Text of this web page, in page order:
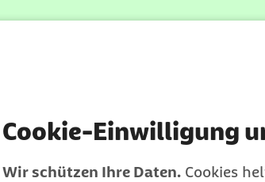
Cookie-Einwilligung
Wir schützen Ihre Daten. Cookies
anmelden und monatlich wertvolle
erhalten und über
und -Neuigkeiten informiert